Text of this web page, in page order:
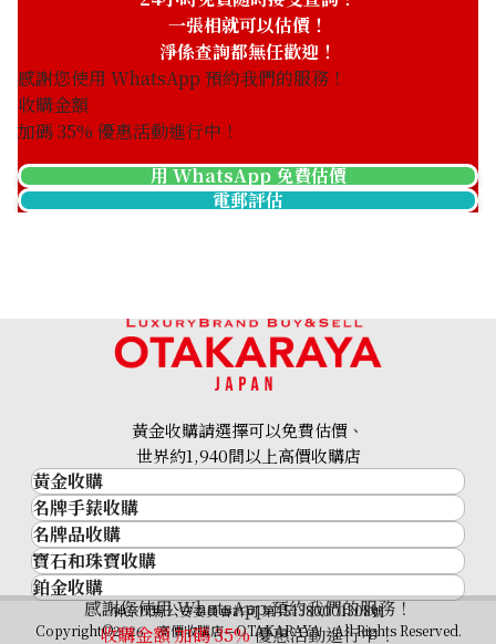
收購日期: 2026年5月
HKD 103,183.81
收購日期: 2024年6月
Vacheron Constantin
Overseas Large
72040/423A-8462
HKD 29,760.09
收購日期: 2024年9月
Vacheron Constantin
Overseas 4605V/200A-
B971
HKD 185,901.25
收購日期: 2025年9月
一張相就可以估價！
淨係查詢都無任歡迎！
感謝您使用 WhatsApp 預約我們的服務！
收購金額
加碼35% 優惠活動進行中！
用 WhatsApp 免費估價
電郵評估
感謝您使用 WhatsApp 預約我們的服務！
收購金額 加碼35%優惠活動進行中！
黃金收購請選擇可以免費估價、
世界約1,940間以上高價收購店
黃金收購
黃金･金條
金條
金幣及銀幣
過去十年黃金價格
金飾
名牌手錶收購
名牌手錶收購
勞力士 (Rolex)
Patek Philippe
Audemars Piguet
名牌品收購
名牌品收購
HERMES
LOUIS VUITTON
寶石和珠寶收購
寶石和珠寶
鉑金收購
神奈川縣公安委員會許可 第451380001308號
Copyright©2026 高價收購店—OTAKARAYA All Rights Reserved.